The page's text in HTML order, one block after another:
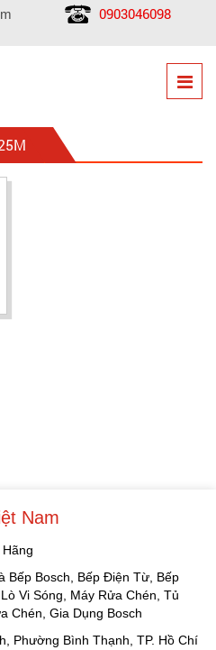
0903046098
Nam
Bếp Bosch, Bếp Điện Từ, Bếp
Vi Sóng, Máy Rửa Chén, Tủ
Chén, Gia Dụng Bosch
Phường Bình Thạnh, TP. Hồ Chí